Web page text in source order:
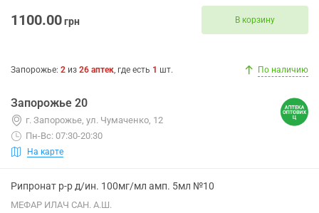
1100.00грн В корзину
Запорожье: 2 из 26 аптек, где есть 1 шт. По наличию
Запорожье 20
г. Запорожье, ул. Чумаченко, 12
Пн-Вс: 07:30-20:30
На карте
Рипронат р-р д/ин. 100мг/мл амп. 5мл №10
МЕФАР ИЛАЧ САН. А.Ш.